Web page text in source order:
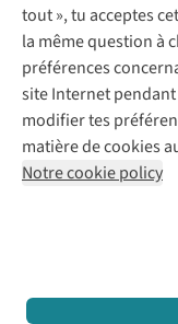
tout », tu acceptes
la même question à
préférences
site Internet
modifier tes
matière de cookies
Notre cookie policy
Livraison
Retourner
Rétractation d'une
Garantie
Contact
Boîte à vêtements
Événements / ateliers
Juttu Friends
Inspiration
Travailler chez Juttu
Nos magasins
Le monde de Juttu
Entrepreneuriat
Déclaration d’accessibilité
Abonne-toi à la
+32